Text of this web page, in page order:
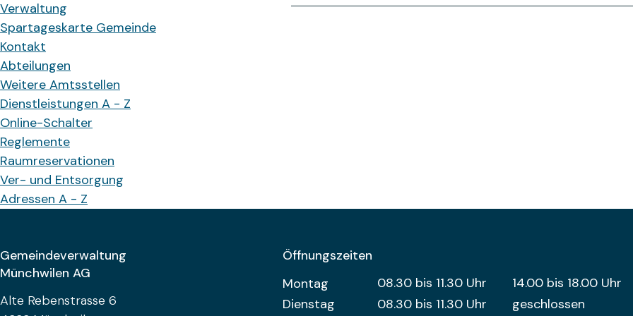
Verwaltung
Spartageskarte Gemeinde
Kontakt
Abteilungen
Weitere Amtsstellen
Dienstleistungen A - Z
Online-Schalter
Reglemente
Raumreservationen
Ver- und Entsorgung
Adressen A - Z
Gemeindeverwaltung
Münchwilen AG
Alte Rebenstrasse 6
Öffnungszeiten
Wochentag
Öffnungszeiten Vormittag
Montag 08.30 bis 11.30 Uhr
14.00 bis 18.00 Uhr
Dienstag
08.30 bis 11.30 Uhr geschlossen